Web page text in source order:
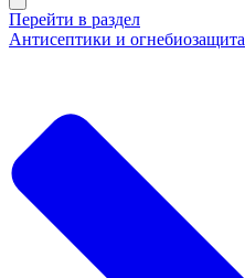
Перейти в раздел
Антисептики и огнебиозащита